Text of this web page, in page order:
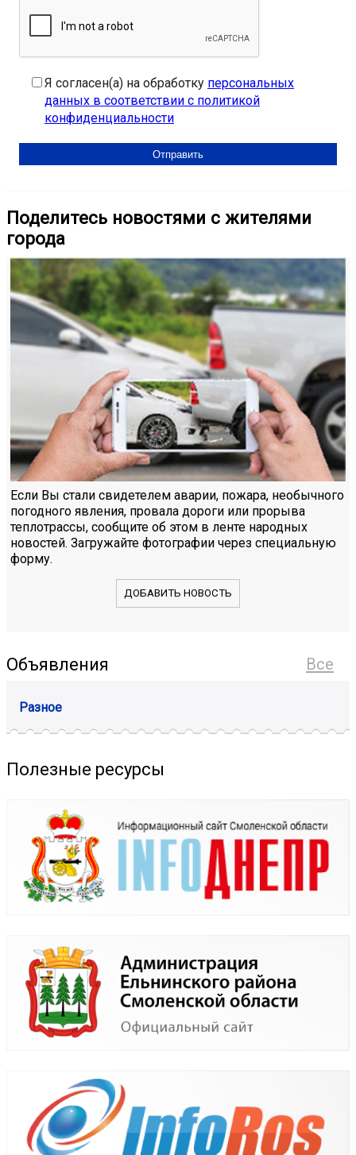
Я согласен(а) на обработку персональных
данных в соответствии с политикой
конфиденциальности
Поделитесь новостями с жителями
города
Если Вы стали свидетелем аварии, пожара, необычного
погодного явления, провала дороги или прорыва
теплотрассы, сообщите об этом в ленте народных
новостей. Загружайте фотографии через специальную
форму.
ДОБАВИТЬ НОВОСТЬ
Все
Объявления
Разное
Полезные ресурсы